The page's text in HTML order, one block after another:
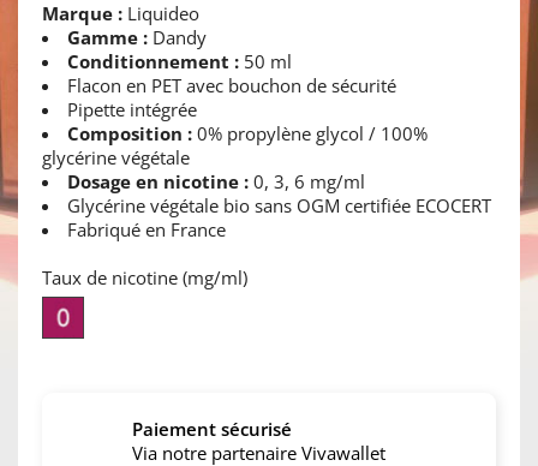
Marque : Liquideo
Gamme : Dandy
Conditionnement : 50 ml
Flacon en PET avec bouchon de sécurité
Pipette intégrée
Composition : 0% propylène glycol / 100%
glycérine végétale
Dosage en nicotine : 0, 3, 6 mg/ml
Glycérine végétale bio sans OGM certifiée ECOCERT
Fabriqué en France
Taux de nicotine (mg/ml)
mg/ml
Paiement sécurisé
Via notre partenaire Vivawallet